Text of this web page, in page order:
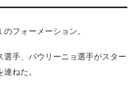
フォーメーション。
選手、パウリーニョ選手がスター
ねた。